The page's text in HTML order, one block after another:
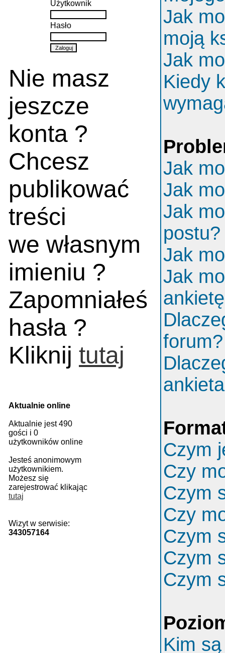
Użytkownik
Hasło
Nie masz
jeszcze
konta ?
Chcesz
publikować
treści
we własnym
imieniu ?
Zapomniałeś
hasła ?
Kliknij tutaj
Aktualnie online
Aktualnie jest 490
gości i 0
użytkowników online
Jesteś anonimowym
użytkownikiem.
Możesz się
zarejestrować klikając
tutaj
Wizyt w serwisie:
343057164
Jak
moją
Jak
Kiedy
Jak
Jak
Jak
postu?
Jak
Jak
forum?
Czym
Czy
Czym
Czy
Czym
Czym
Czym
Kim